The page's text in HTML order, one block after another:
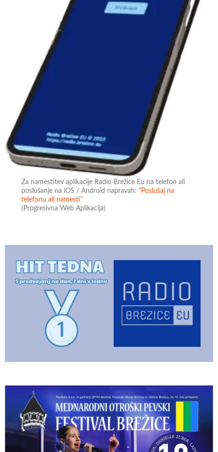
Za namestitev aplikacije Radio Brežice Eu na telefon ali
poslušanje na iOS / Android napravah:"Poslušaj na
telefonu ali namesti"
(Progresivna Web Aplikacija)